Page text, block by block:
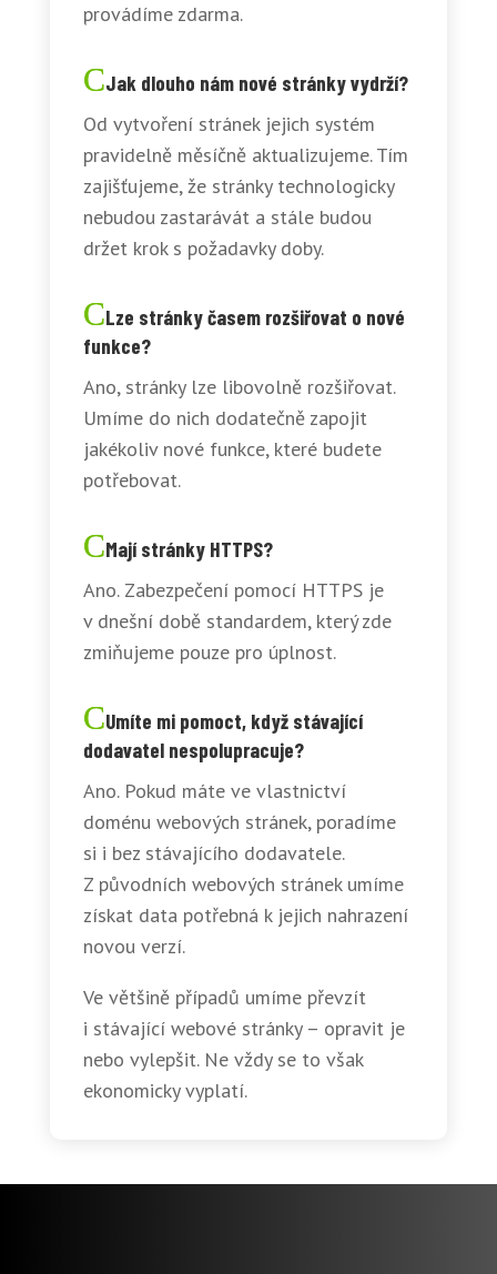
provádíme zdarma.
Jak dlouho nám nové stránky vydrží?
Od vytvoření stránek jejich systém
pravidelně měsíčně aktualizujeme. Tím
zajišťujeme, že stránky technologicky
nebudou zastarávát a stále budou
držet krok s požadavky doby.
Lze stránky časem rozšiřovat o nové
funkce?
Ano, stránky lze libovolně rozšiřovat.
Umíme do nich dodatečně zapojit
jakékoliv nové funkce, které budete
potřebovat.
Mají stránky HTTPS?
Ano. Zabezpečení pomocí HTTPS je
v dnešní době standardem, který zde
zmiňujeme pouze pro úplnost.
Umíte mi pomoct, když stávající
dodavatel nespolupracuje?
Ano. Pokud máte ve vlastnictví
doménu webových stránek, poradíme
si i bez stávajícího dodavatele.
Z původních webových stránek umíme
získat data potřebná k jejich nahrazení
novou verzí.
Ve většině případů umíme převzít
i stávající webové stránky – opravit je
nebo vylepšit. Ne vždy se to však
ekonomicky vyplatí.